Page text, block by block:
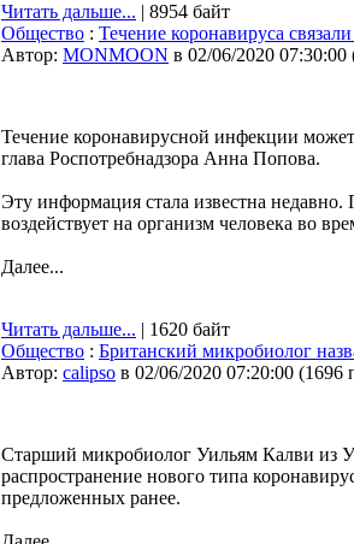
Читать дальше... | 8954 байт
Общество : Течение коронавируса
Автор: MONMOON в 02/06/2020 07:30:00
Течение коронавирусной инфекции
глава Роспотребнадзора Анна Попова.
Эту информация стала известна
воздействует на организм человека во
Далее...
Читать дальше... | 1620 байт
Общество : Британский микробиолог
Автор: calipso в 02/06/2020 07:20:00 (1696
Старший микробиолог Уильям Калви из
распространение нового типа
предложенных ранее.